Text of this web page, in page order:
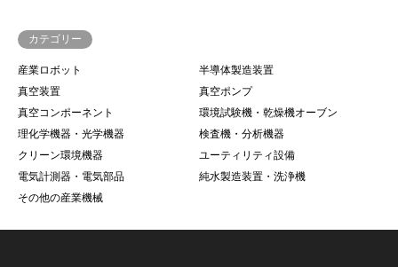
カテゴリー
産業ロボット
半導体製造装置
真空装置
真空ポンプ
真空コンポーネント
環境試験機・乾燥機オーブン
理化学機器・光学機器
検査機・分析機器
クリーン環境機器
ユーティリティ設備
電気計測器・電気部品
純水製造装置・洗浄機
その他の産業機械